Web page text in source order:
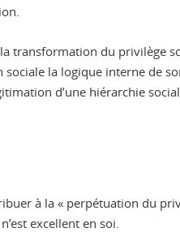
transformation du privilège
la logique interne de
d’une hiérarchie
à la « perpétuation du
excellent en soi.